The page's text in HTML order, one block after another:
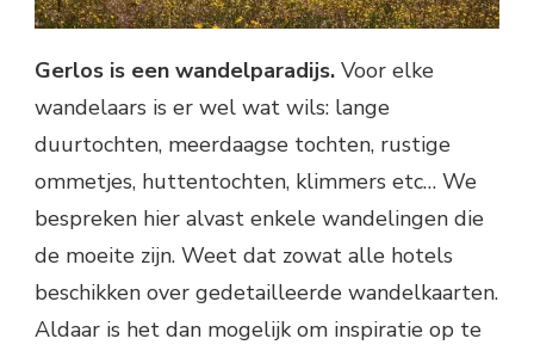
Gerlos is een wandelparadijs. Voor elke
wandelaars is er wel wat wils: lange
duurtochten, meerdaagse tochten, rustige
ommetjes, huttentochten, klimmers etc… We
bespreken hier alvast enkele wandelingen die
de moeite zijn. Weet dat zowat alle hotels
beschikken over gedetailleerde wandelkaarten.
Aldaar is het dan mogelijk om inspiratie op te